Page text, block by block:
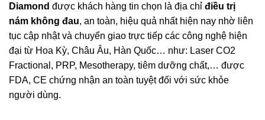
Diamond được khách hàng tin chọn là địa chỉ điều trị
nám không đau, an toàn, hiệu quả nhất hiện nay nhờ liên
tục cập nhật và chuyển giao trực tiếp các công nghệ hiện
đại từ Hoa Kỳ, Châu Âu, Hàn Quốc… như: Laser CO2
Fractional, PRP, Mesotherapy, tiêm dưỡng chất,… được
FDA, CE chứng nhận an toàn tuyệt đối với sức khỏe
người dùng.